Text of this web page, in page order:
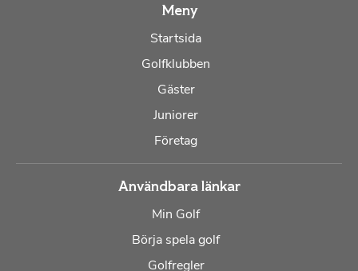
Meny
Startsida
Golfklubben
Gäster
Juniorer
Företag
Användbara länkar
Min Golf
Börja spela golf
Golfregler